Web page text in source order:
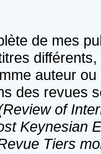
de mes
auteur
des revues
of
Keynesian
Tiers